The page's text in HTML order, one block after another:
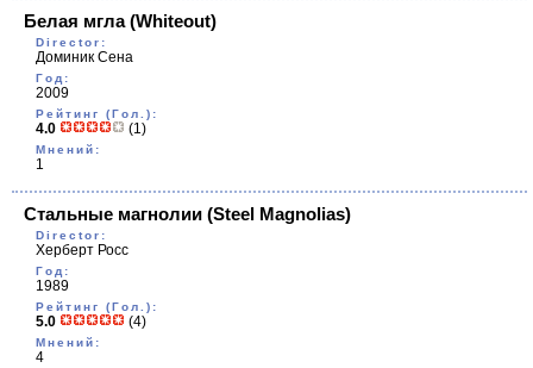
Белая мгла(Whiteout)
Director:
Доминик Сена
Год:
2009
Рейтинг (Гол.):
4.0 (1)
Мнений:
1
Стальные магнолии (Steel Magnolias)
Director:
Херберт Росс
Год:
1989
Рейтинг (Гол.):
5.0 (4)
Мнений:
4